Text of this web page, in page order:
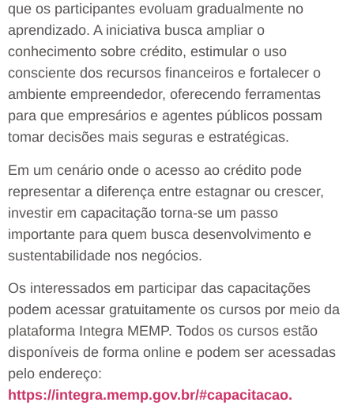
que os participantes evoluam gradualmente no
aprendizado. A iniciativa busca ampliar o
conhecimento sobre crédito, estimular o uso
consciente dos recursos financeiros e fortalecer o
ambiente empreendedor, oferecendo ferramentas
para que empresários e agentes públicos possam
tomar decisões mais seguras e estratégicas.
Em um cenário onde o acesso ao crédito pode
representar a diferença entre estagnar ou crescer,
investir em capacitação torna-se um passo
importante para quem busca desenvolvimento e
sustentabilidade nos negócios.
Os interessados em participar das capacitações
podem acessar gratuitamente os cursos por meio da
plataforma Integra MEMP. Todos os cursos estão
disponíveis de forma online e podem ser acessadas
pelo endereço:
https://integra.memp.gov.br/#capacitacao.